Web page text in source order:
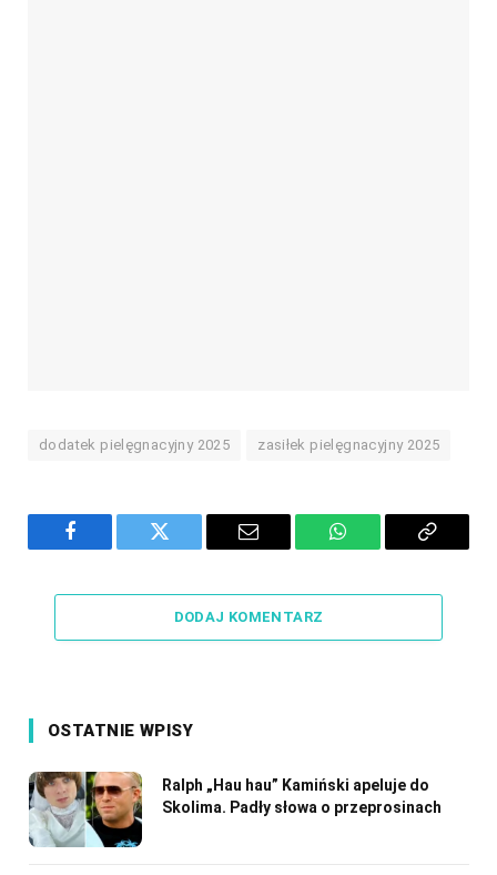
dodatek pielęgnacyjny 2025 zasiłek pielęgnacyjny 2025
Facebook Twitter Email WhatsAppCopy
DODAJ KOMENTARZ
OSTATNIE WPISY
Ralph „Hau hau” Kamiński apeluje do
Skolima. Padły słowa o przeprosinach